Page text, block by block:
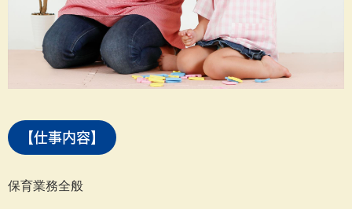
【仕事内容】
保育業務全般